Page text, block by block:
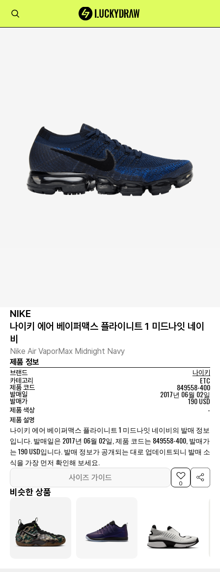
NIKE
나이키 에어 베이퍼맥스 플라이니트 1 미드나잇 네이
비
Nike Air VaporMax Midnight Navy
제품 정보
브랜드
나이키
카테고리
ETC
제품 코드 849558-400
발매일 2017년 06월 02일
발매가 190 USD
제품 색상 -
제품 설명
나이키 에어 베이퍼맥스 플라이니트 1 미드나잇 네이비의 발매 정보
입니다. 발매일은 2017년 06월 02일, 제품 코드는 849558-400, 발매가
는 190 USD입니다. 발매 정보가 공개되는 대로 업데이트되니 발매 소
식을 가장 먼저 확인해 보세요.
사이즈 가이드
0
비슷한 상품